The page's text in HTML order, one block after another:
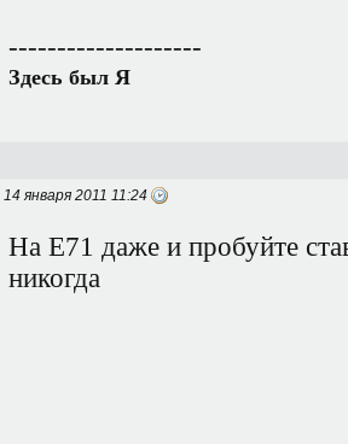
--------------------
Здесь был Я
14 января 2011 11:24
На Е71 даже и пробуйте
никогда